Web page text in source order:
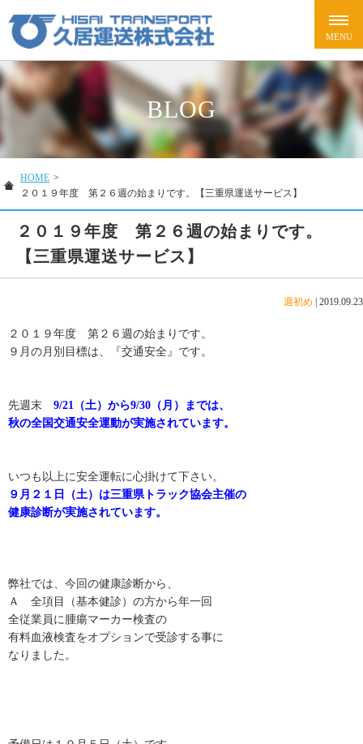
BLOG
HOME >
２０１９年度 第２６週の始まりです。【三重県運送サービス】
２０１９年度 第２６週の始まりです。
【三重県運送サービス】
週初め 2019.09.23
２０１９年度 第２６週の始まりです。
９月の月別目標は、『交通安全』です。
先週末 9/21（土）から9/30（月）までは、
秋の全国交通安全運動が実施されています。
いつも以上に安全運転に心掛けて下さい。
９月２１日（土）は三重県トラック協会主催の
健康診断が実施されています。
弊社では、今回の健康診断から、
Ａ 全項目（基本健診）の方から年一回
全従業員に腫瘍マーカー検査の
有料血液検査をオプションで受診する事に
なりました。